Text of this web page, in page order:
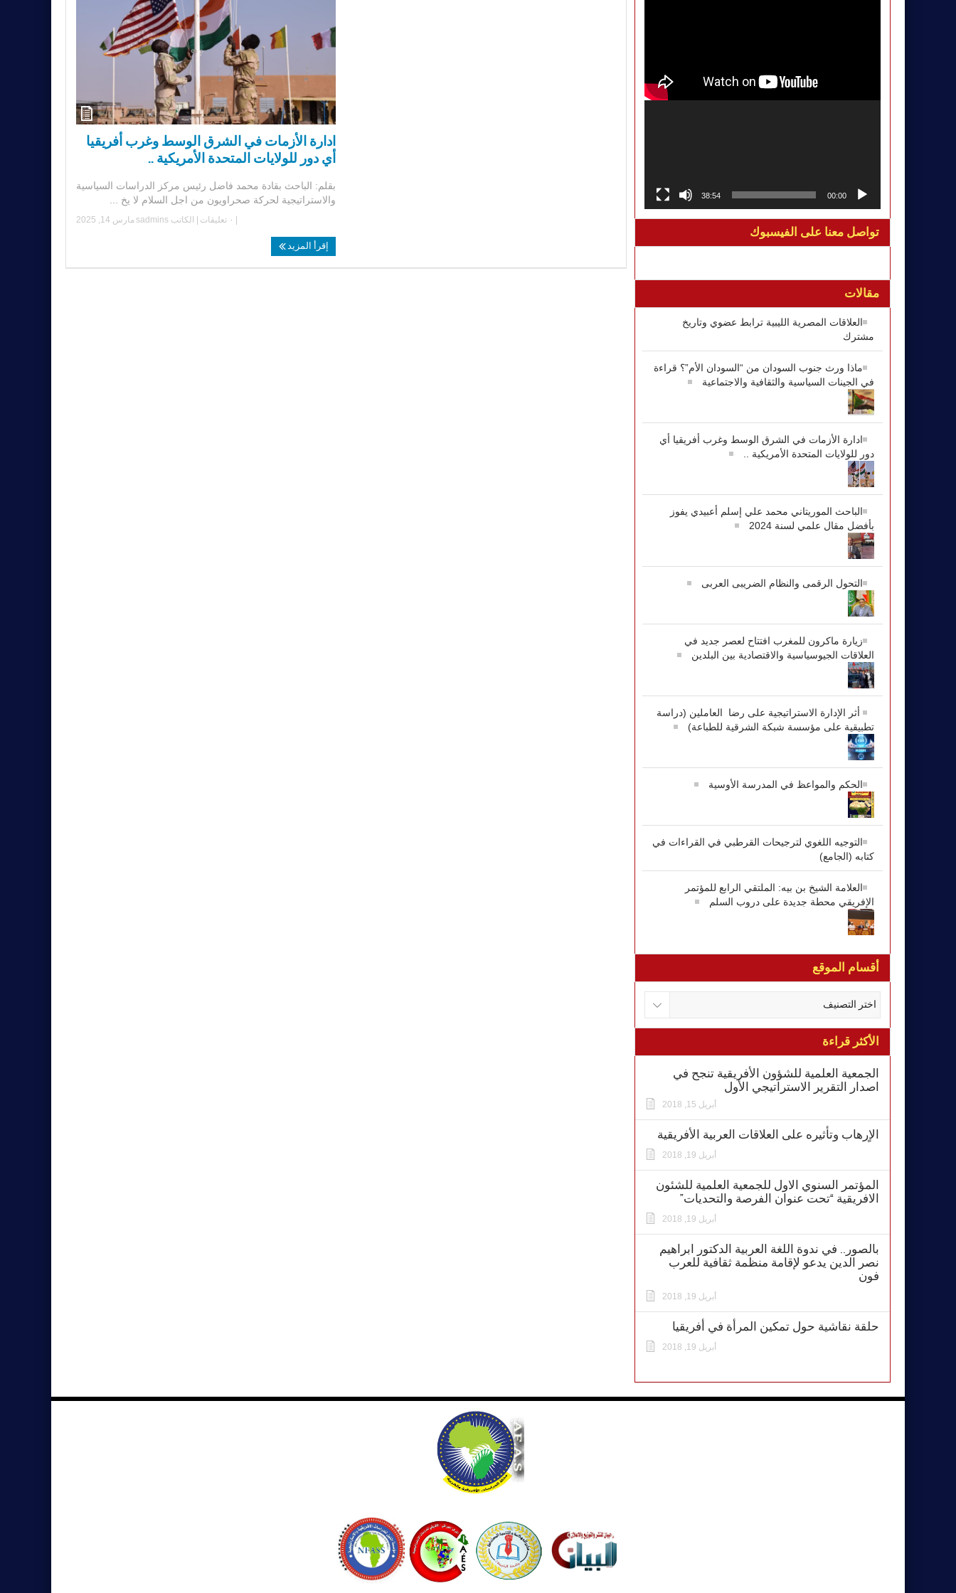
ادارة الأزمات في الشرق الوسط وغرب أفريقيا
أي دور للولايات المتحدة الأمريكية ..
بقلم: الباحث بقادة محمد فاضل رئيس مركز الدراسات السياسية
والاستراتيجية لحركة صحراويون من اجل السلام لا يخ ...
مارس 14, 2025 | الكاتب sadmins
إقرأ المزيد
00:00
38:54
تواصل معنا على الفيسبوك
مقالات
العلاقات المصرية الليبية ترابط عضوي وتاريخ
مشترك
ماذا ورث جنوب السودان من “السودان الأم”؟ قراءة
في الجينات السياسية والثقافية والاجتماعية
ادارة الأزمات في الشرق الوسط وغرب أفريقيا أي
دور للولايات المتحدة الأمريكية ..
الباحث الموريتاني محمد علي إسلم أعبيدي يفوز
بأفضل مقال علمي لسنة 2024
التحول الرقمى والنظام الضريبى العربى
زيارة ماكرون للمغرب افتتاح لعصر جديد في
العلاقات الجيوسياسية والاقتصادية بين البلدين
أثر الإدارة الاستراتيجية على رضا العاملين (دراسة
تطبيقية على مؤسسة شبكة الشرقية للطباعة)
الحكم والمواعظ في المدرسة الأوسية
التوجيه اللغوي لترجيحات القرطبي في القراءات في
كتابه (الجامع)
العلامة الشيخ بن بيه: الملتقي الرابع للمؤتمر
الإفريقي محطة جديدة على دروب السلم
أقسام الموقع
الأكثر قراءة
الجمعية العلمية للشؤون الأفريقية تنجح في
اصدار التقرير الاستراتيجي الأول
أبريل 15, 2018
الاٍرهاب وتأثيره على العلاقات العربية الأفريقية
أبريل 19, 2018
المؤتمر السنوي الاول للجمعية العلمية للشئون
الافريقية “تحت عنوان الفرصة والتحديات”
أبريل 19, 2018
بالصور.. في ندوة اللغة العربية الدكتور ابراهيم
نصر الدين يدعو لإقامة منظمة ثقافية للعرب
فون
أبريل 19, 2018
حلقة نقاشية حول تمكين المرأة في أفريقيا
أبريل 19, 2018